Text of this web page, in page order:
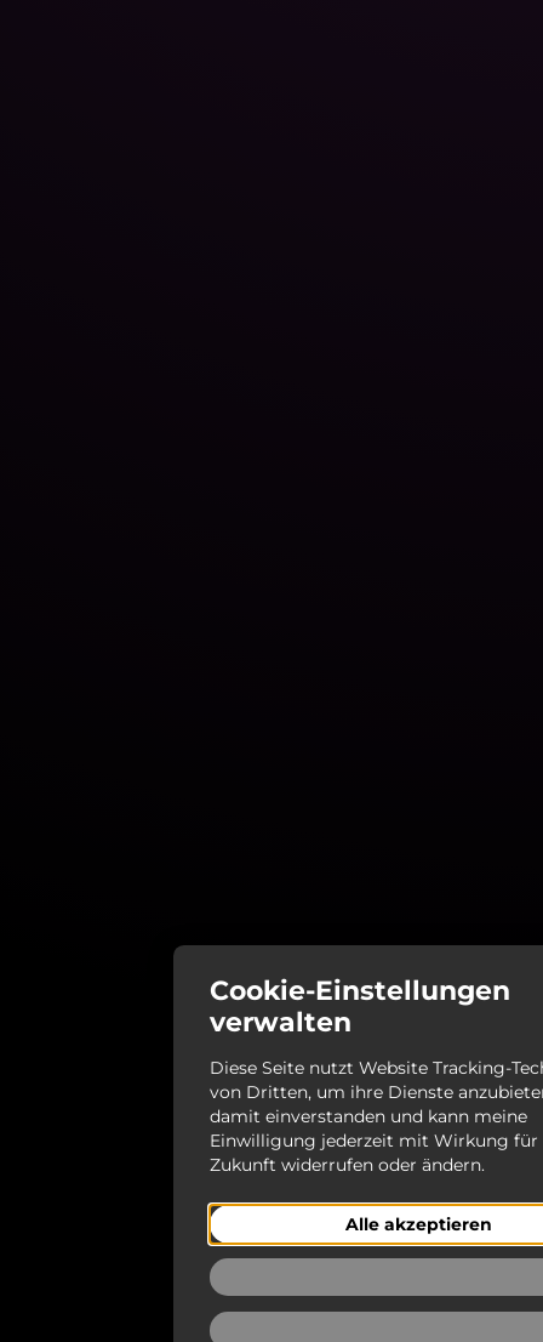
Cookie-Einstellungen
verwalten
Diese Seite nutzt Website Tracking-
von Dritten, um ihre Dienste
damit einverstanden und kann meine
Einwilligung jederzeit mit Wirkung für
Zukunft widerrufen oder ändern.
Alle akzeptieren